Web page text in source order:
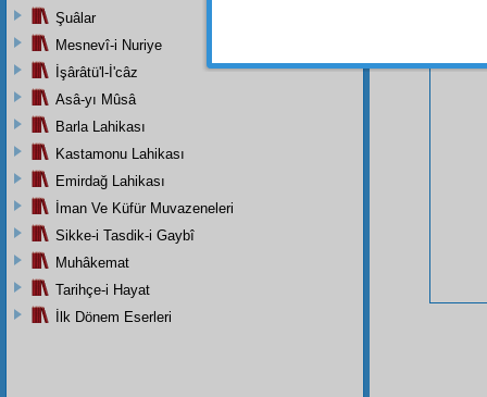
Şuâlar
Mesnevî-i Nuriye
İşârâtü'l-İ'câz
Asâ-yı Mûsâ
Barla Lahikası
Kastamonu Lahikası
Emirdağ Lahikası
İman Ve Küfür Muvazeneleri
Sikke-i Tasdik-i Gaybî
Muhâkemat
Tarihçe-i Hayat
İlk Dönem Eserleri